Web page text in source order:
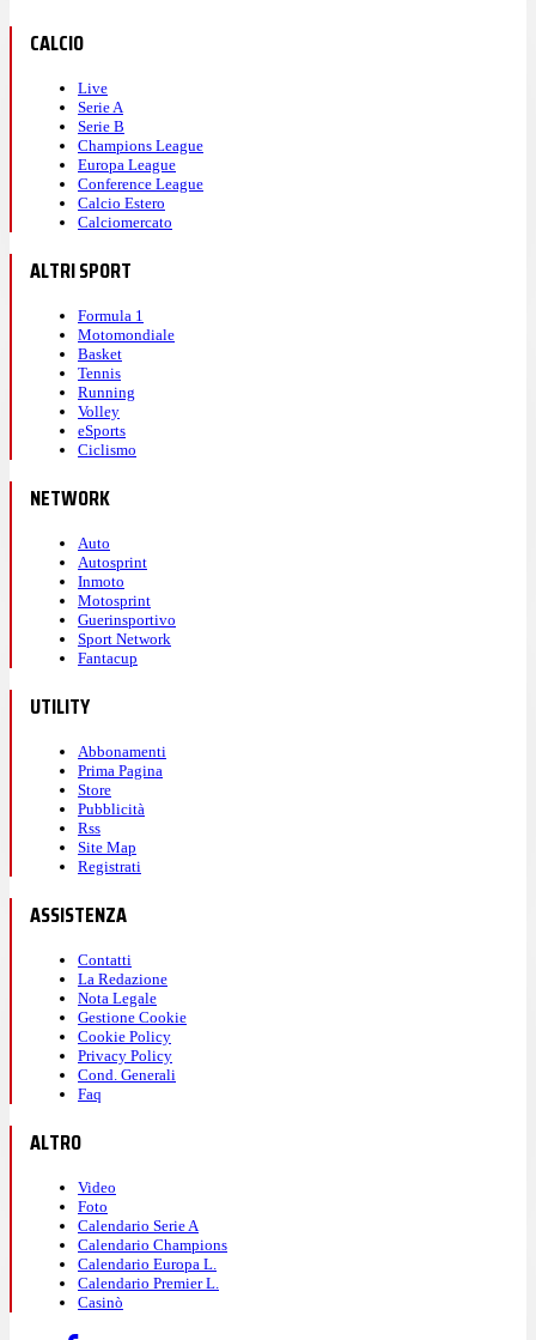
CALCIO
Live
Serie A
Serie B
Champions League
Europa League
Conference League
Calcio Estero
Calciomercato
ALTRI SPORT
Formula 1
Motomondiale
Basket
Tennis
Running
Volley
eSports
Ciclismo
NETWORK
Auto
Autosprint
Inmoto
Motosprint
Guerinsportivo
Sport Network
Fantacup
UTILITY
Abbonamenti
Prima Pagina
Store
Pubblicità
Rss
Site Map
Registrati
ASSISTENZA
Contatti
La Redazione
Nota Legale
Gestione Cookie
Cookie Policy
Privacy Policy
Cond. Generali
Faq
ALTRO
Video
Foto
Calendario Serie A
Calendario Champions
Calendario Europa L.
Calendario Premier L.
Casinò